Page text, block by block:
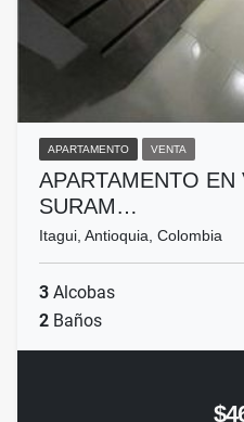
APARTAMENTO VENTA
APARTAMENTO EN
SURAM…
Itagui, Antioquia, Colombia
3 Alcobas
2 Baños